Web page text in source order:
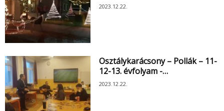
2023.12.22.
Osztálykarácsony – Pollák – 11-
12-13. évfolyam -…
2023.12.22.